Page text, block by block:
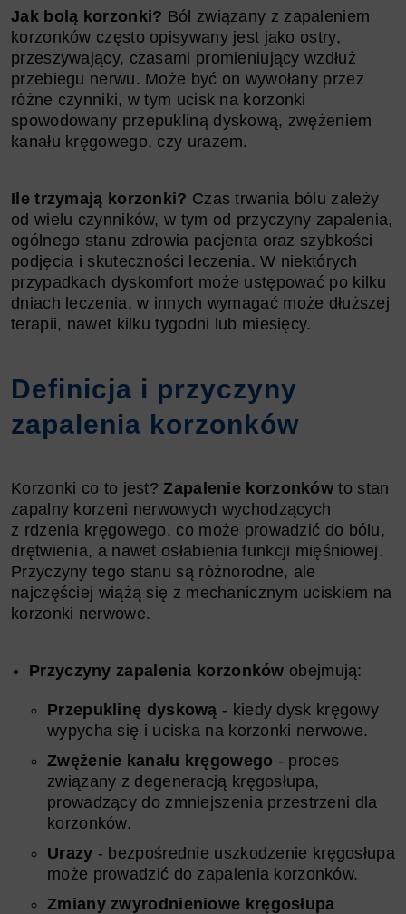
Jak bolą korzonki? Ból związany z zapaleniem
korzonków często opisywany jest jako ostry,
przeszywający, czasami promieniujący wzdłuż
przebiegu nerwu. Może być on wywołany przez
różne czynniki, w tym ucisk na korzonki
spowodowany przepukliną dyskową, zwężeniem
kanału kręgowego, czy urazem.
Ile trzymają korzonki? Czas trwania bólu zależy
od wielu czynników, w tym od przyczyny zapalenia,
ogólnego stanu zdrowia pacjenta oraz szybkości
podjęcia i skuteczności leczenia. W niektórych
przypadkach dyskomfort może ustępować po kilku
dniach leczenia, w innych wymagać może dłuższej
terapii, nawet kilku tygodni lub miesięcy.
Definicja i przyczyny
zapalenia korzonków
Korzonki co to jest?Zapalenie korzonków to stan
zapalny korzeni nerwowych wychodzących
z rdzenia kręgowego, co może prowadzić do bólu,
drętwienia, a nawet osłabienia funkcji mięśniowej.
Przyczyny tego stanu są różnorodne, ale
najczęściej wiążą się z mechanicznym uciskiem na
korzonki nerwowe.
Przyczyny zapalenia korzonków obejmują:
Przepuklinę dyskową - kiedy dysk kręgowy
wypycha się i uciska na korzonki nerwowe.
Zwężenie kanału kręgowego - proces
związany z degeneracją kręgosłupa,
prowadzący do zmniejszenia przestrzeni dla
korzonków.
Urazy - bezpośrednie uszkodzenie kręgosłupa
może prowadzić do zapalenia korzonków.
Zmiany zwyrodnieniowe kręgosłupa